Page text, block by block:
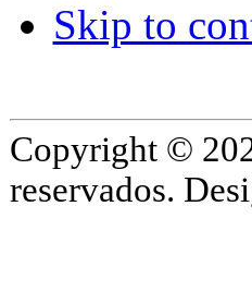
Skip to
Copyright ©
reservados.